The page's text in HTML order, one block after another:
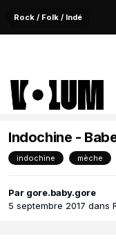
Rock / Folk / Indé
Indochine -
indochine mèche
Par gore.baby.gore
5 septembre 2017 dans